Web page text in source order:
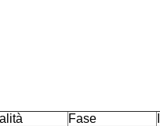
Fase